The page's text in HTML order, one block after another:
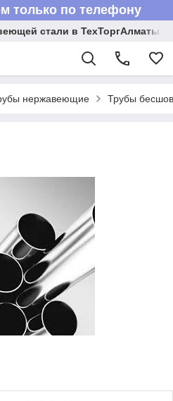
только по телефону
стали в ТехТоргАлматы
нержавеющие Трубы